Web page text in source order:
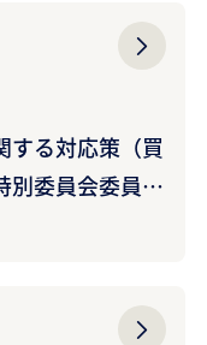
する対応策（買
別委員会委員の